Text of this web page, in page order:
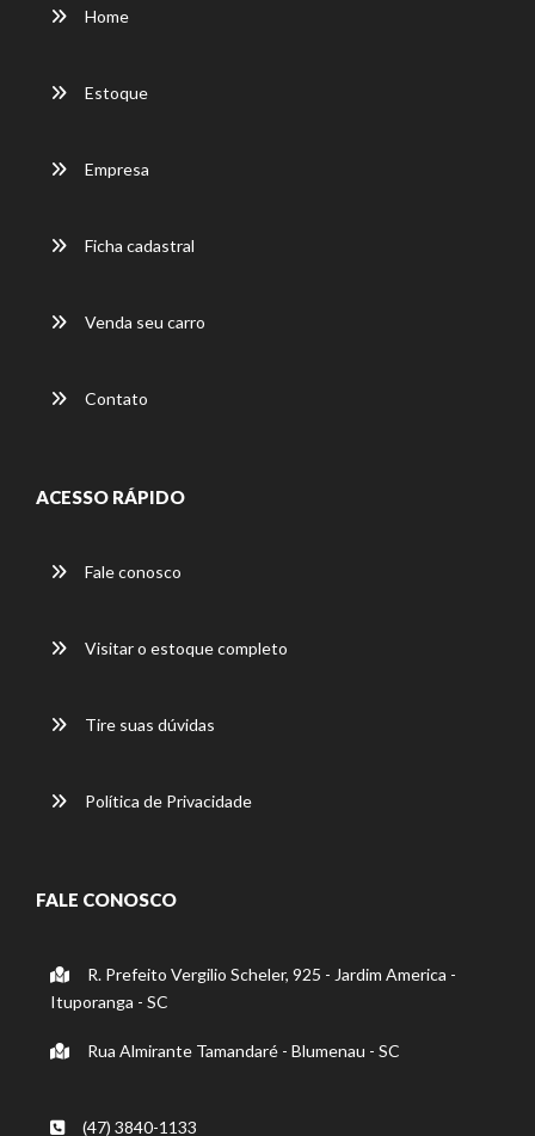
Home
Estoque
Empresa
Ficha cadastral
Venda seu carro
Contato
ACESSO RÁPIDO
Fale conosco
Visitar o estoque completo
Tire suas dúvidas
Política de Privacidade
FALE CONOSCO
R. Prefeito Vergilio Scheler, 925 - Jardim America -
Ituporanga - SC
Rua Almirante Tamandaré - Blumenau - SC
(47) 3840-1133